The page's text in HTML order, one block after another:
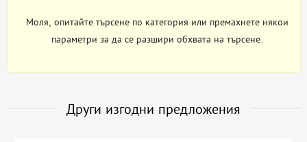
Моля, опитайте търсене по категория или премахнете някои
параметри за да се разшири обхвата на търсене.
Други изгодни предложения